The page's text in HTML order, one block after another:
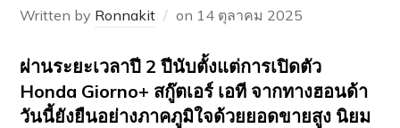
Written by Ronnakit on 14 ตุลาคม 2025
ผ่านระยะเวลาปี 2 ปีนับตั้งแต่การเปิดตัว
Honda Giorno+ สกู๊ตเอร์ เอที จากทางฮอนด้า
วันนี้ยังยืนอย่างภาคภูมิใจด้วยยอดขายสูง นิยม